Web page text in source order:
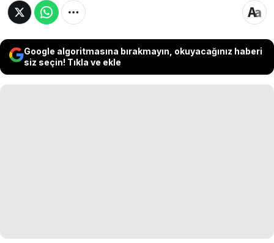
Google algoritmasına bırakmayın, okuyacağınız haberi
siz seçin! Tıkla ve ekle